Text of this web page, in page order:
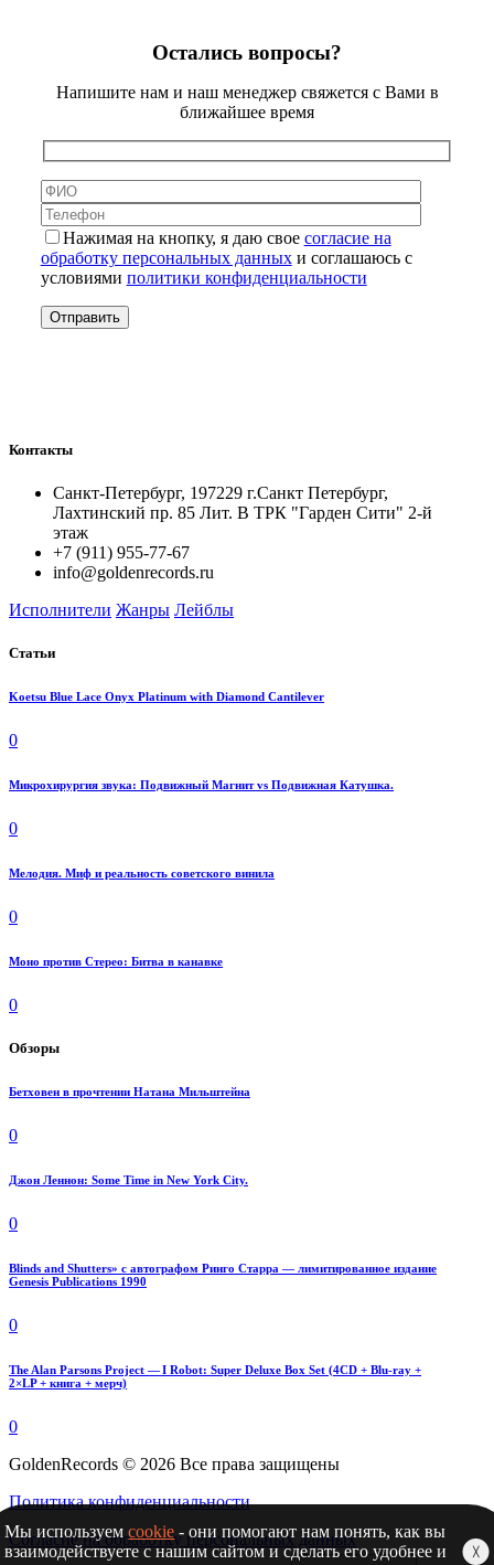
Остались вопросы?
Напишите нам и наш менеджер свяжется с Вами в
ближайшее время
Нажимая на кнопку, я даю свое согласие на
обработку персональных данныхи соглашаюсь с
условиями политики конфиденциальности
Контакты
Санкт-Петербург, 197229 г.Санкт Петербург,
Лахтинский пр. 85 Лит. B ТРК "Гарден Сити" 2-й
этаж
+7 (911) 955-77-67
info@goldenrecords.ru
Исполнители Жанры Лейблы
Статьи
Koetsu Blue Lace Onyx Platinum with Diamond Cantilever
0
Микрохирургия звука: Подвижный Магнит vs Подвижная Катушка.
0
Мелодия. Миф и реальность советского винила
0
Моно против Стерео: Битва в канавке
0
Обзоры
Бетховен в прочтении Натана Мильштейна
0
Джон Леннон: Some Time in New York City.
0
Blinds and Shutters» с автографом Ринго Старра — лимитированное издание
Genesis Publications 1990
0
The Alan Parsons Project — I Robot: Super Deluxe Box Set (4CD + Blu-ray +
2×LP + книга + мерч)
0
GoldenRecords © 2026 Все права защищены
Политика конфиденциальности
Согласие на обработку персональных данных
Мы используемcookie - они помогают нам понять, как вы
взаимодействуете с нашим сайтом и сделать его удобнее и
╳